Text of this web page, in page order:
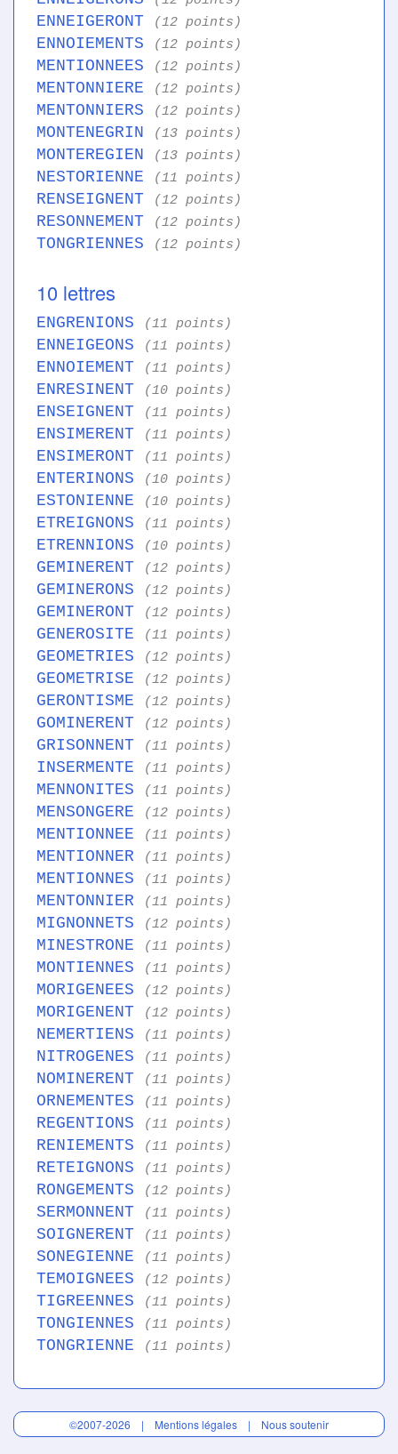
ENNEIGERONT (12 points)
ENNOIEMENTS (12 points)
MENTIONNEES (12 points)
MENTONNIERE (12 points)
MENTONNIERS (12 points)
MONTENEGRIN (13 points)
MONTEREGIEN (13 points)
NESTORIENNE (11 points)
RENSEIGNENT (12 points)
RESONNEMENT (12 points)
TONGRIENNES (12 points)
10 lettres
ENGRENIONS (11 points)
ENNEIGEONS (11 points)
ENNOIEMENT (11 points)
ENRESINENT (10 points)
ENSEIGNENT (11 points)
ENSIMERENT (11 points)
ENSIMERONT (11 points)
ENTERINONS (10 points)
ESTONIENNE (10 points)
ETREIGNONS (11 points)
ETRENNIONS (10 points)
GEMINERENT (12 points)
GEMINERONS (12 points)
GEMINERONT (12 points)
GENEROSITE (11 points)
GEOMETRIES (12 points)
GEOMETRISE (12 points)
GERONTISME (12 points)
GOMINERENT (12 points)
GRISONNENT (11 points)
INSERMENTE (11 points)
MENNONITES (11 points)
MENSONGERE (12 points)
MENTIONNEE (11 points)
MENTIONNER (11 points)
MENTIONNES (11 points)
MENTONNIER (11 points)
MIGNONNETS (12 points)
MINESTRONE (11 points)
MONTIENNES (11 points)
MORIGENEES (12 points)
MORIGENENT (12 points)
NEMERTIENS (11 points)
NITROGENES (11 points)
NOMINERENT (11 points)
ORNEMENTES (11 points)
REGENTIONS (11 points)
RENIEMENTS (11 points)
RETEIGNONS (11 points)
RONGEMENTS (12 points)
SERMONNENT (11 points)
SOIGNERENT (11 points)
SONEGIENNE (11 points)
TEMOIGNEES (12 points)
TIGREENNES (11 points)
TONGIENNES (11 points)
TONGRIENNE (11 points)
©2007-2026 | Mentions légales | Nous soutenir